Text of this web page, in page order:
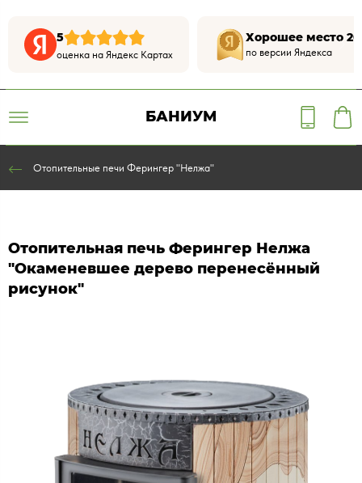
5
оценка на Яндекс Картах
Хорошее место
по версии Яндекса
БАНИУМ
Отопительные печи Ферингер "Нелжа"
Отопительная печь Ферингер Нелжа
"Окаменевшее дерево перенесённый
рисунок"